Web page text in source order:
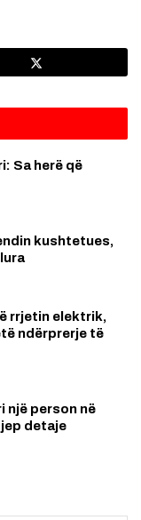
Sa herë që
kushtetues,
rrjetin elektrik,
ndërprerje të
një person në
detaje